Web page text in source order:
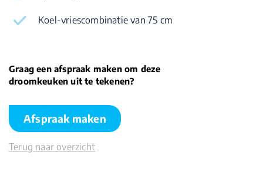
Koel-vriescombinatie van 75 cm
Graag een afspraak maken om deze
droomkeuken uit te tekenen?
Afspraak maken
Terug naar overzicht